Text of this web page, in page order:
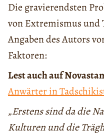
Die gravierendsten
von Extremismus und
Angaben des Autors
Faktoren:
Lest auch auf
Anwärter in
„Erstens sind da die
Kulturen und die